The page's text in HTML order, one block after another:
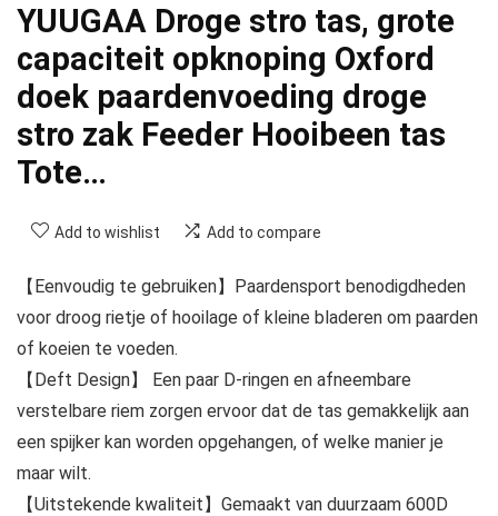
YUUGAA Droge stro tas, grote
capaciteit opknoping Oxford
doek paardenvoeding droge
stro zak Feeder Hooibeen tas
Tote…
Add to wishlist Add to compare
【Eenvoudig te gebruiken】Paardensport benodigdheden
voor droog rietje of hooilage of kleine bladeren om paarden
of koeien te voeden.
【Deft Design】 Een paar D-ringen en afneembare
verstelbare riem zorgen ervoor dat de tas gemakkelijk aan
een spijker kan worden opgehangen, of welke manier je
maar wilt.
【Uitstekende kwaliteit】Gemaakt van duurzaam 600D